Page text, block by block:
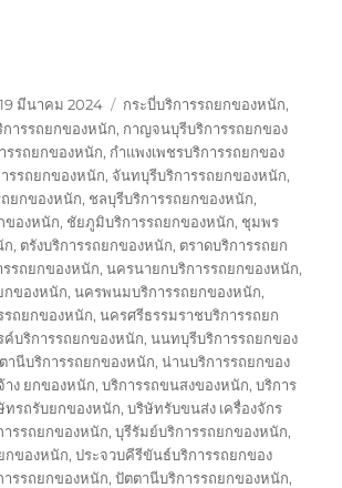
เขียน
มื่อ
19 มีนาคม 2024
ป้าย
กำกับ
กระบี่บริการรถยกของหนัก,
ารรถยกของหนัก, กาญจนบุรีบริการรถยกของ
รรถยกของหนัก, กำแพงเพชรบริการรถยกของ
รรถยกของหนัก, จันทบุรีบริการรถยกของหนัก,
ถยกของหนัก, ชลบุรีบริการรถยกของหนัก,
ของหนัก, ชัยภูมิบริการรถยกของหนัก, ชุมพร
ก, ตรังบริการรถยกของหนัก, ตราดบริการรถยก
รรถยกของหนัก,นครนายกบริการรถยกของหนัก,
กของหนัก,นครพนมบริการรถยกของหนัก,
รถยกของหนัก,นครศรีธรรมราชบริการรถยก
ค์บริการรถยกของหนัก,นนทบุรีบริการรถยกของ
านีบริการรถยกของหนัก,น่านบริการรถยกของ
าง ยกของหนัก,บริการรถขนสงของหนัก,บริการ
ทรถรับยกของหนัก,บริษัทรับขนส่ง เครื่องจักร
ารรถยกของหนัก,บุรีรัมย์บริการรถยกของหนัก,
กของหนัก,ประจวบคีรีขันธ์บริการรถยกของ
ารรถยกของหนัก,ปัตตานีบริการรถยกของหนัก,